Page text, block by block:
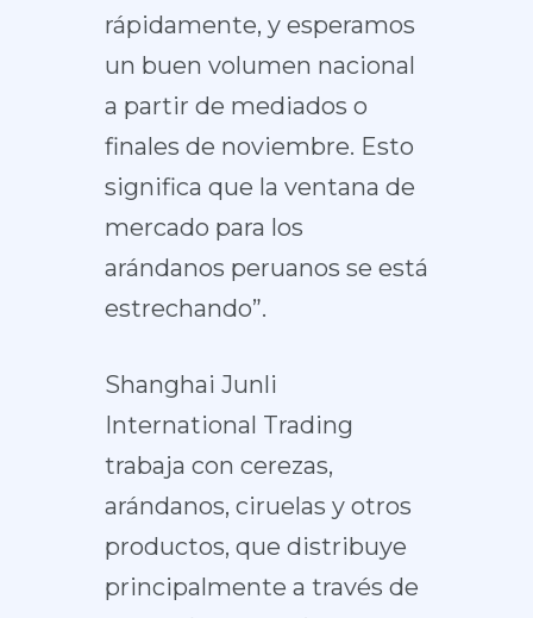
rápidamente, y esperamos
un buen volumen nacional
a partir de mediados o
finales de noviembre. Esto
significa que la ventana de
mercado para los
arándanos peruanos se está
estrechando”.
Shanghai Junli
International Trading
trabaja con cerezas,
arándanos, ciruelas y otros
productos, que distribuye
principalmente a través de